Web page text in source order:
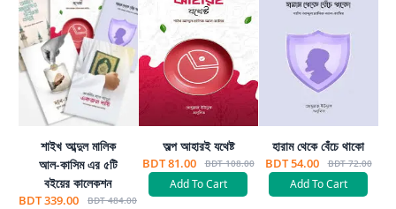
শাইখ আব্দুল মালিক
আল-কাসিম এর ৫টি
বইয়ের কালেকশন
BDT 339.00 BDT 484.00
অল্প আহারই যথেষ্ট
BDT 81.00 BDT 108.00
Add To Cart
হারাম থেকে বেঁচে থাকো
BDT 54.00 BDT 72.00
Add To Cart